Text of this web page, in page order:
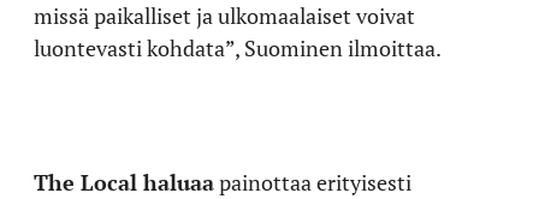
missä paikalliset ja ulkomaalaiset voivat
luontevasti kohdata”, Suominen ilmoittaa.
The Local haluaapainottaa erityisesti